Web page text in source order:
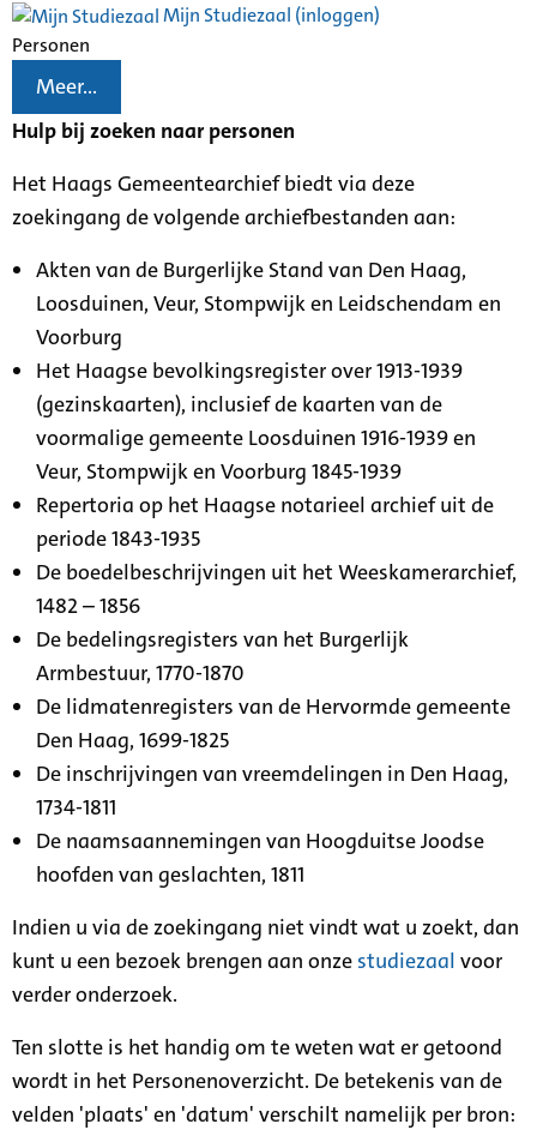
Mijn Studiezaal (inloggen)
Personen
Meer...
Hulp bij zoeken naar personen
Het Haags Gemeentearchief biedt via deze
zoekingang de volgende archiefbestanden aan:
Akten van de Burgerlijke Stand van Den Haag,
Loosduinen, Veur, Stompwijk en Leidschendam en
Voorburg
Het Haagse bevolkingsregister over 1913-1939
(gezinskaarten), inclusief de kaarten van de
voormalige gemeente Loosduinen 1916-1939 en
Veur, Stompwijk en Voorburg 1845-1939
Repertoria op het Haagse notarieel archief uit de
periode 1843-1935
De boedelbeschrijvingen uit het Weeskamerarchief,
1482 – 1856
De bedelingsregisters van het Burgerlijk
Armbestuur, 1770-1870
De lidmatenregisters van de Hervormde gemeente
Den Haag, 1699-1825
De inschrijvingen van vreemdelingen in Den Haag,
1734-1811
De naamsaannemingen van Hoogduitse Joodse
hoofden van geslachten, 1811
Indien u via de zoekingang niet vindt wat u zoekt, dan
kunt u een bezoek brengen aan onze studiezaal voor
verder onderzoek.
Ten slotte is het handig om te weten wat er getoond
wordt in het Personenoverzicht. De betekenis van de
velden 'plaats' en 'datum' verschilt namelijk per bron: